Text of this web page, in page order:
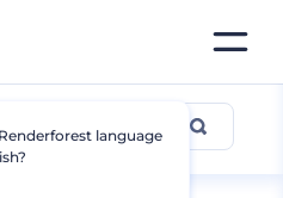
language